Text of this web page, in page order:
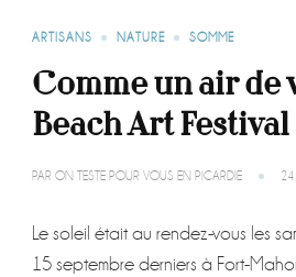
ARTISANS NATURE SOMME
Comme un air de
Beach Art Festival
PAR ON TESTE POUR VOUS EN PICARDIE 24
Le soleil était au rendez-vous les
15 septembre derniers à Fort-